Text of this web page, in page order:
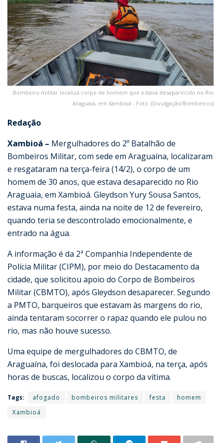
Bombeiro militar localiza corpo de homem que estava desaparecido no Rio
Araguaia, em Xambioá - Foto: (Divulgação/Bombeiros)
Redação
Xambioá – Mergulhadores do 2º Batalhão de
Bombeiros Militar, com sede em Araguaína, localizaram
e resgataram na terça-feira (14/2), o corpo de um
homem de 30 anos, que estava desaparecido no Rio
Araguaia, em Xambioá. Gleydson Yury Sousa Santos,
estava numa festa, ainda na noite de 12 de fevereiro,
quando teria se descontrolado emocionalmente, e
entrado na água.
A informação é da 2ª Companhia Independente de
Polícia Militar (CIPM), por meio do Destacamento da
cidade, que solicitou apoio do Corpo de Bombeiros
Militar (CBMTO), após Gleydson desaparecer. Segundo
a PMTO, barqueiros que estavam às margens do rio,
ainda tentaram socorrer o rapaz quando ele pulou no
rio, mas não houve sucesso.
Uma equipe de mergulhadores do CBMTO, de
Araguaína, foi deslocada para Xambioá, na terça, após
horas de buscas, localizou o corpo da vítima.
Tags: afogado bombeiros militares festa
homem
Xambioá